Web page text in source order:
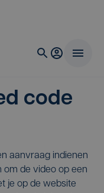
code
aanvraag indienen
om de video op een
je op de website